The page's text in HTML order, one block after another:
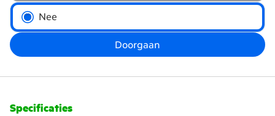
je
oude
telefoon
inruilen?
Nee
Doorgaan
Specificaties